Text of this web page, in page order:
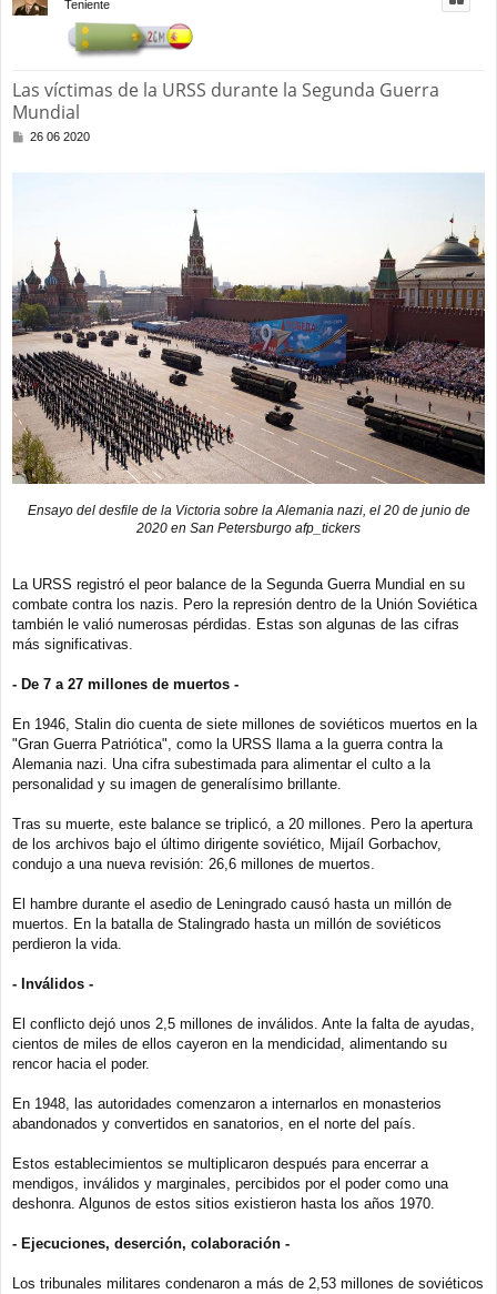
Teniente
Las víctimas de la URSS durante la Segunda Guerra
Mundial
M
26 06 2020
Ensayo del desfile de la Victoria sobre la Alemania nazi, el 20 de junio de
2020 en San Petersburgo afp_tickers
La URSS registró el peor balance de la Segunda Guerra Mundial en su
combate contra los nazis. Pero la represión dentro de la Unión Soviética
también le valió numerosas pérdidas. Estas son algunas de las cifras
más significativas.
- De 7 a 27 millones de muertos -
En 1946, Stalin dio cuenta de siete millones de soviéticos muertos en la
"Gran Guerra Patriótica", como la URSS llama a la guerra contra la
Alemania nazi. Una cifra subestimada para alimentar el culto a la
personalidad y su imagen de generalísimo brillante.
Tras su muerte, este balance se triplicó, a 20 millones. Pero la apertura
de los archivos bajo el último dirigente soviético, Mijaíl Gorbachov,
condujo a una nueva revisión: 26,6 millones de muertos.
El hambre durante el asedio de Leningrado causó hasta un millón de
muertos. En la batalla de Stalingrado hasta un millón de soviéticos
perdieron la vida.
- Inválidos -
El conflicto dejó unos 2,5 millones de inválidos. Ante la falta de ayudas,
cientos de miles de ellos cayeron en la mendicidad, alimentando su
rencor hacia el poder.
En 1948, las autoridades comenzaron a internarlos en monasterios
abandonados y convertidos en sanatorios, en el norte del país.
Estos establecimientos se multiplicaron después para encerrar a
mendigos, inválidos y marginales, percibidos por el poder como una
deshonra. Algunos de estos sitios existieron hasta los años 1970.
- Ejecuciones, deserción, colaboración -
Los tribunales militares condenaron a más de 2,53 millones de soviéticos